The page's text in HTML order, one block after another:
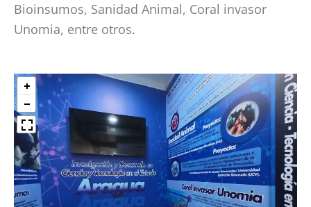
Bioinsumos, Sanidad Animal, Coral invasor
Unomia, entre otros.